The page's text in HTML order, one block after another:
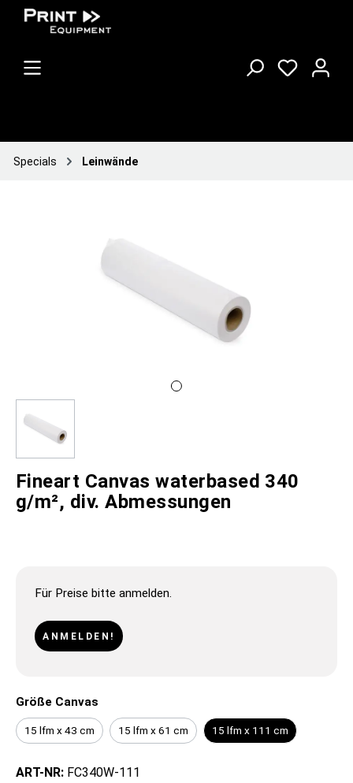
Specials Leinwände
Fineart Canvas waterbased 340
g/m², div. Abmessungen
Für Preise bitte anmelden.
ANMELDEN!
Größe Canvas
15 lfm x 43 cm 15 lfm x 61 cm 15 lfm x 111 cm
ART-NR: FC340W-111